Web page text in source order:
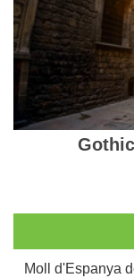
Moll d'Espanya